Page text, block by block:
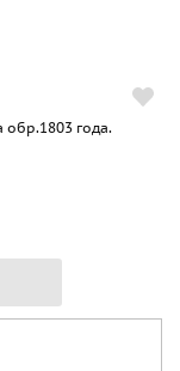
обр.1803 года.